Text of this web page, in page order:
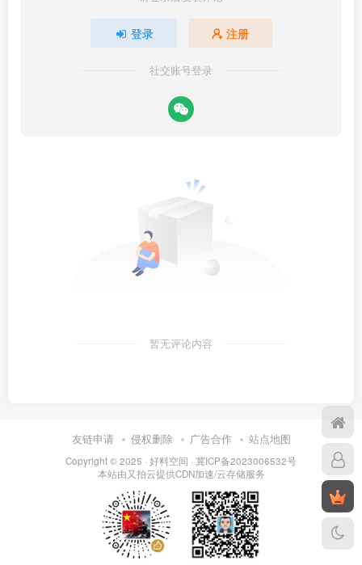
登录 注册
社交账号登录
暂无评论内容
友链申请 侵权删除 广告合作 站点地图
Copyright © 2025 · 好料空间 · 冀ICP备2023006532号
本站由又拍云提供CDN加速/云存储服务